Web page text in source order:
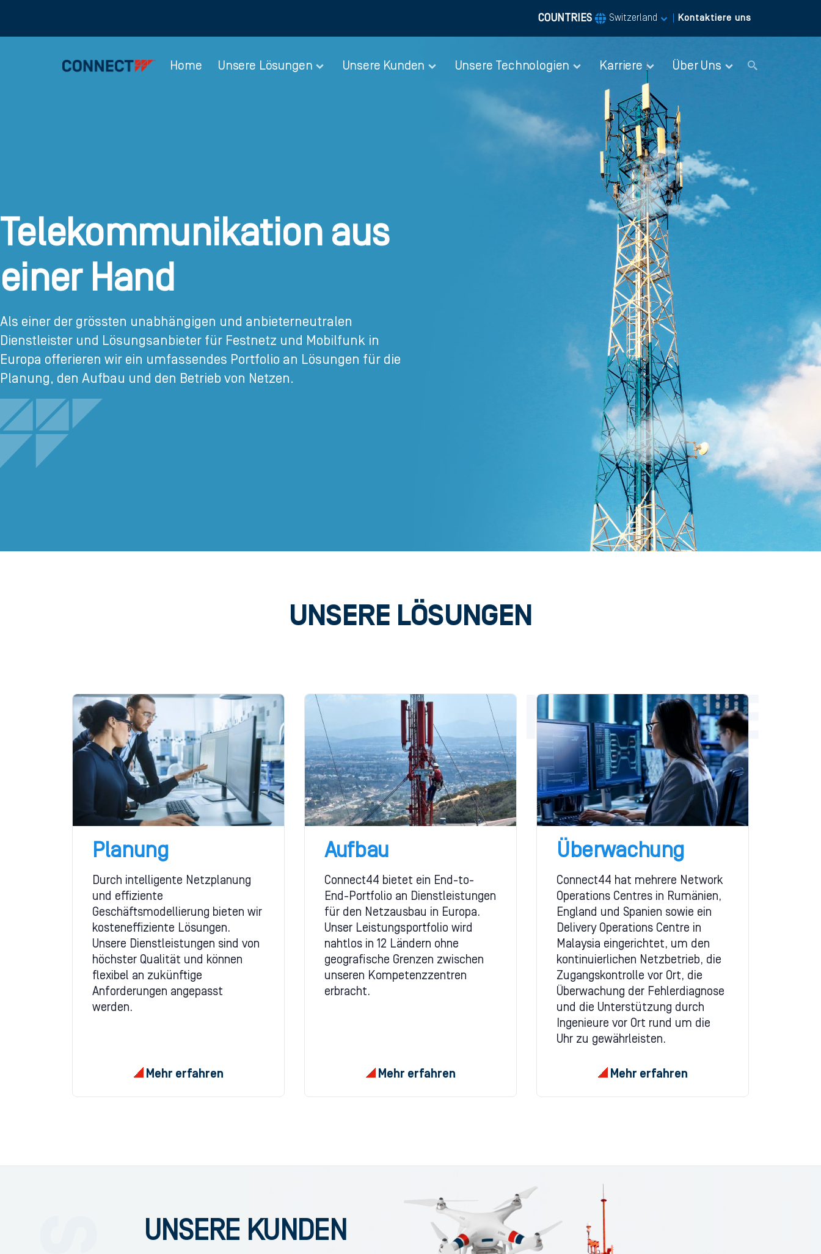
COUNTRIES Switzerland Kontaktiere uns
Home Unsere Lösungen Unsere Kunden Unsere Technologien Karriere Über Uns
Telekommunikation aus
einer Hand
Als einer der grössten unabhängigen und anbieterneutralen
Dienstleister und Lösungsanbieter für Festnetz und Mobilfunk in
Europa offerieren wir ein umfassendes Portfolio an Lösungen für die
Planung, den Aufbau und den Betrieb von Netzen.
UNSERE LÖSUNGEN
Planung
Durch intelligente Netzplanung
und effiziente
Geschäftsmodellierung bieten wir
kosteneffiziente Lösungen.
Unsere Dienstleistungen sind von
höchster Qualität und können
flexibel an zukünftige
Anforderungen angepasst
werden.
Mehr erfahren
Aufbau
Connect44 bietet ein End-to-
End-Portfolio an Dienstleistungen
für den Netzausbau in Europa.
Unser Leistungsportfolio wird
nahtlos in 12 Ländern ohne
geografische Grenzen zwischen
unseren Kompetenzzentren
erbracht.
Mehr erfahren
Überwachung
Connect44 hat mehrere Network
Operations Centres in Rumänien,
England und Spanien sowie ein
Delivery Operations Centre in
Malaysia eingerichtet, um den
kontinuierlichen Netzbetrieb, die
Zugangskontrolle vor Ort, die
Überwachung der Fehlerdiagnose
und die Unterstützung durch
Ingenieure vor Ort rund um die
Uhr zu gewährleisten.
Mehr erfahren
UNSERE KUNDEN